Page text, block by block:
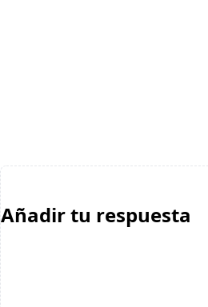
Añadir tu respuesta